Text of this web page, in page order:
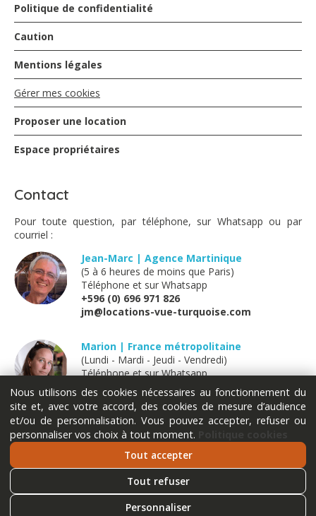
Politique de confidentialité
Caution
Mentions légales
Gérer mes cookies
Proposer une location
Espace propriétaires
Contact
Pour toute question, par téléphone, sur Whatsapp ou par
courriel :
Jean-Marc | Agence Martinique
(5 à 6 heures de moins que Paris)
Téléphone et sur Whatsapp
+596 (0) 696 971 826
jm@locations-vue-turquoise.com
Marion | France métropolitaine
(Lundi - Mardi - Jeudi - Vendredi)
Téléphone et sur Whatsapp
+33 (0) 611 289 121
marion@locations-vue-turquoise.com
Nous utilisons des cookies nécessaires au fonctionnement du
site et, avec votre accord, des cookies de mesure d’audience
et/ou de personnalisation. Vous pouvez accepter, refuser ou
personnaliser vos choix à tout moment.
Tout accepter
Tout refuser
Personnaliser